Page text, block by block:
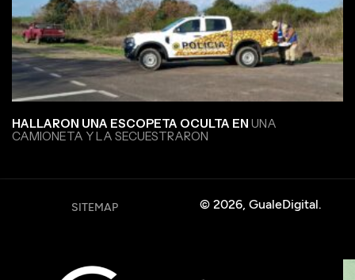
HALLARON UNA ESCOPETA OCULTA EN UNA
CAMIONETA Y LA SECUESTRARON
© 2026, GualeDigital.
SITEMAP